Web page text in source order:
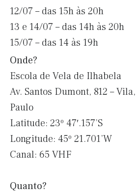
12/07 – das 15h às 20h
13 e 14/07 – das 14h às 20h
15/07 – das 14 às 19h
Onde?
Escola de Vela de Ilhabela
Av. Santos Dumont, 812 –
Paulo
Latitude: 23º 47′.157’S
Longitude: 45º 21.701’W
Canal: 65 VHF
Quanto?